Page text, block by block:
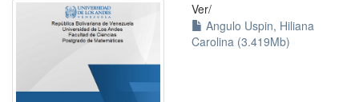
Ver/
Angulo Uspin, Hiliana
Carolina (3.419Mb)